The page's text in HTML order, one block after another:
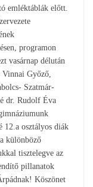
emléktáblák előtt.
programon
vasárnap délután
Győző,
Szatmár-
dr. Rudolf Éva
osztályos diák
különböző
tisztelegve az
pillanatok
Köszönet